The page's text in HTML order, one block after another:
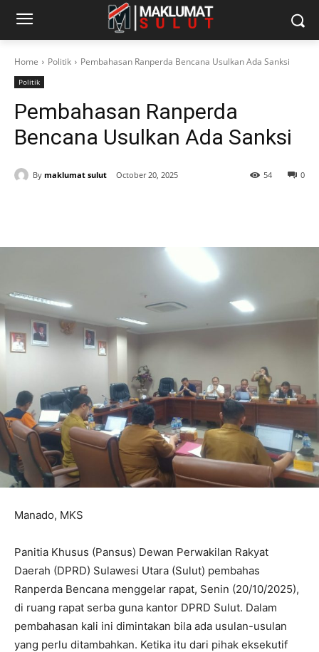
Home Politik Pembahasan Ranperda Bencana Usulkan Ada Sanksi
Politik
Pembahasan Ranperda
Bencana Usulkan Ada Sanksi
By maklumat sulut October 20, 2025 0
54
Manado, MKS
Panitia Khusus (Pansus) Dewan Perwakilan Rakyat
Daerah (DPRD) Sulawesi Utara (Sulut) pembahas
Ranperda Bencana menggelar rapat, Senin (20/10/2025),
di ruang rapat serba guna kantor DPRD Sulut. Dalam
pembahasan kali ini dimintakan bila ada usulan-usulan
yang perlu ditambahkan. Ketika itu dari pihak eksekutif